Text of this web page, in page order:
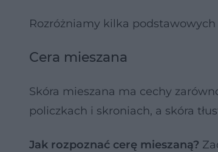
Rozróżniamy kilka podstawowych
Cera mieszana
Skóra mieszana ma cechy
policzkach i skroniach, a skóra
Jak rozpoznać cerę mieszaną?